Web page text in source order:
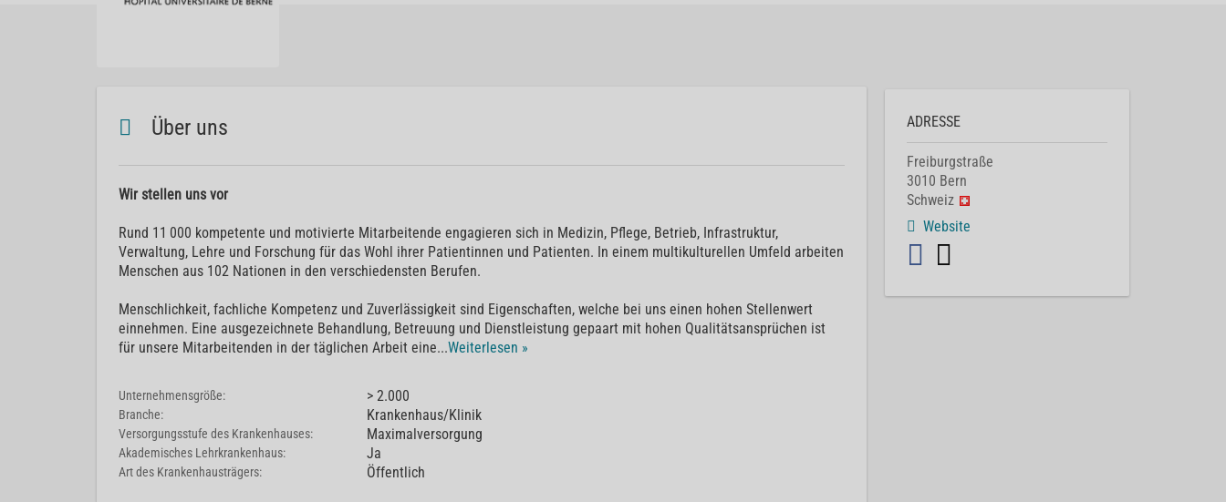
Über uns
Wir stellen uns vor
Rund 11 000 kompetente und motivierte Mitarbeitende engagieren sich in Medizin, Pflege, Betrieb, Infrastruktur,
Verwaltung, Lehre und Forschung für das Wohl ihrer Patientinnen und Patienten. In einem multikulturellen Umfeld arbeiten
Menschen aus 102 Nationen in den verschiedensten Berufen.
Menschlichkeit, fachliche Kompetenz und Zuverlässigkeit sind Eigenschaften, welche bei uns einen hohen Stellenwert
einnehmen. Eine ausgezeichnete Behandlung, Betreuung und Dienstleistung gepaart mit hohen Qualitätsansprüchen ist
für unsere Mitarbeitenden in der täglichen Arbeit eine...Weiterlesen »
Unternehmensgröße: > 2.000
Branche: Krankenhaus/Klinik
Versorgungsstufe des Krankenhauses: Maximalversorgung
Akademisches Lehrkrankenhaus: Ja
Art des Krankenhausträgers: Öffentlich
ADRESSE
Freiburgstraße
3010 Bern
Schweiz
Website